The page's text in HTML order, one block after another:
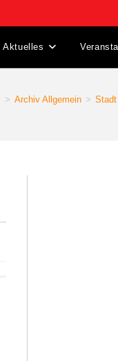
Aktuelles
> Archiv Allgemein >